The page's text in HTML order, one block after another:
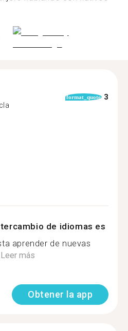
format_quote 3
de idiomas es
aprender de nuevas
Leer más
Obtener la app